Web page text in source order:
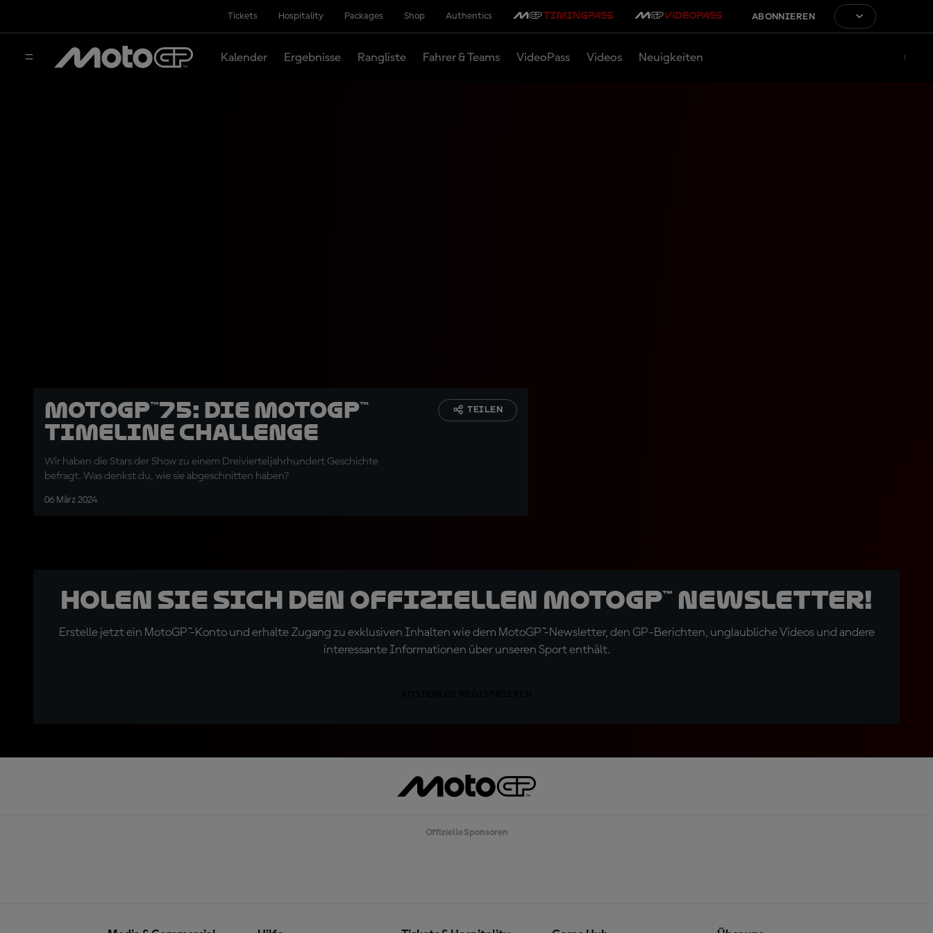
Tickets Hospitality Packages Shop Authentics ABONNIEREN
Kalender Ergebnisse Rangliste Fahrer & Teams VideoPass Videos Neuigkeiten
MotoGP™75: Die MotoGP™
Timeline Challenge
Wir haben die Stars der Show zu einem Dreivierteljahrhundert Geschichte
befragt. Was denkst du, wie sie abgeschnitten haben?
06 März 2024
TEILEN
Holen Sie sich den offiziellen MotoGP™ Newsletter!
Erstelle jetzt ein MotoGP™-Konto und erhalte Zugang zu exklusiven Inhalten wie dem MotoGP™-Newsletter, den GP-Berichten, unglaubliche Videos und andere
interessante Informationen über unseren Sport enthält.
Offizielle Sponsoren